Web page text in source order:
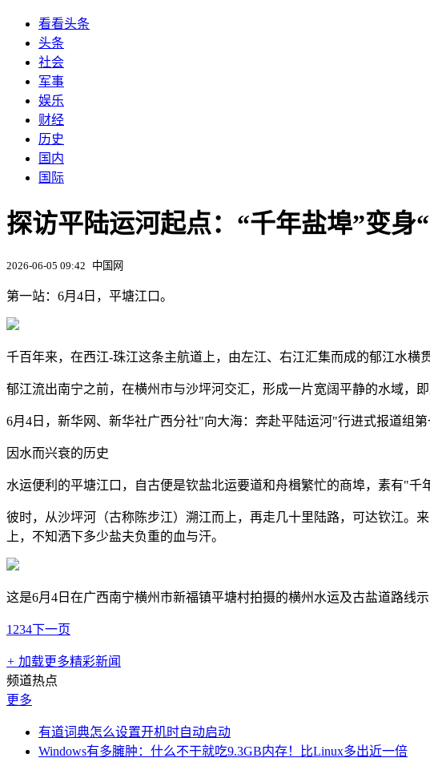
看看头条
头条
社会
军事
娱乐
财经
历史
国内
国际
探访平陆运河起点：“千年盐埠”变身
2026-06-05 09:42 中国网
第一站：6月4日，平塘江口。
千百年来，在西江-珠江这条主航道上，由左江、右江汇集而成的郁江水横
郁江流出南宁之前，在横州市与沙坪河交汇，形成一片宽阔平静的水域，
6月4日，新华网、新华社广西分社"向大海：奔赴平陆运河"行进式报道组
因水而兴衰的历史
水运便利的平塘江口，自古便是钦盐北运要道和舟楫繁忙的商埠，素有"
彼时，从沙坪河（古称陈步江）溯江而上，再走几十里陆路，可达钦江。
上，不知洒下多少盐夫负重的血与汗。
这是6月4日在广西南宁横州市新福镇平塘村拍摄的横州水运及古盐道路线
1 234下一页
+ 加载更多精彩新闻
频道热点
更多
有道词典怎么设置开机时自动启动
Windows有多臃肿：什么不干就吃9.3GB内存！比Linux多出近一倍